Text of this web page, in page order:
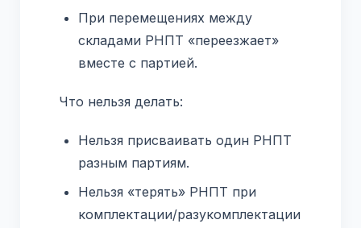
При перемещениях между
складами РНПТ «переезжает»
вместе с партией.
Что нельзя делать:
Нельзя присваивать один РНПТ
разным партиям.
Нельзя «терять» РНПТ при
комплектации/разукомплектации